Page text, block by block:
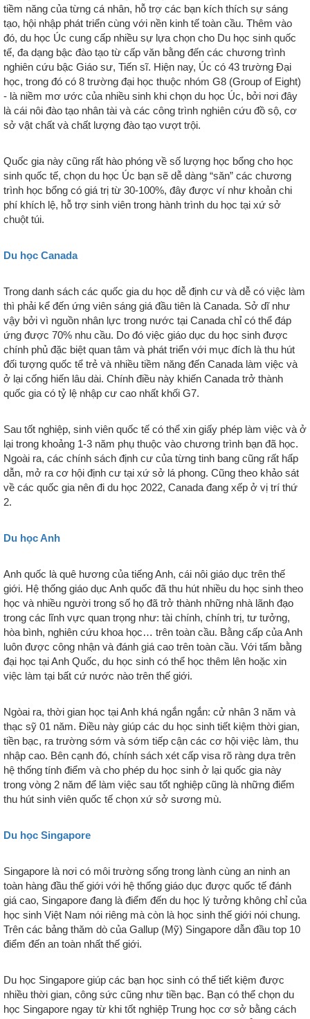
tiềm năng của từng cá nhân, hỗ trợ các bạn kích thích sự sáng
tạo, hội nhập phát triển cùng với nền kinh tế toàn cầu. Thêm vào
đó, du học Úc cung cấp nhiều sự lựa chọn cho Du học sinh quốc
tế, đa dạng bậc đào tạo từ cấp văn bằng đến các chương trình
nghiên cứu bậc Giáo sư, Tiến sĩ. Hiện nay, Úc có 43 trường Đại
học, trong đó có 8 trường đại học thuộc nhóm G8 (Group of Eight)
- là niềm mơ ước của nhiều sinh khi chọn du học Úc, bởi nơi đây
là cái nôi đào tạo nhân tài và các công trình nghiên cứu đồ sộ, cơ
sở vật chất và chất lượng đào tạo vượt trội.
Quốc gia này cũng rất hào phóng về số lượng học bổng cho học
sinh quốc tế, chọn du học Úc bạn sẽ dễ dàng “săn” các chương
trình học bổng có giá trị từ 30-100%, đây được ví như khoản chi
phí khích lệ, hỗ trợ sinh viên trong hành trình du học tại xứ sở
chuột túi.
Du học Canada
Trong danh sách các quốc gia du học dễ định cư và dễ có việc làm
thì phải kể đến ứng viên sáng giá đầu tiên là Canada. Sở dĩ như
vậy bởi vì nguồn nhân lực trong nước tại Canada chỉ có thể đáp
ứng được 70% nhu cầu. Do đó việc giáo dục du học sinh được
chính phủ đặc biệt quan tâm và phát triển với mục đích là thu hút
đối tượng quốc tể trẻ và nhiều tiềm năng đến Canada làm việc và
ở lại cống hiến lâu dài. Chính điều này khiến Canada trở thành
quốc gia có tỷ lệ nhập cư cao nhất khối G7.
Sau tốt nghiệp, sinh viên quốc tế có thể xin giấy phép làm việc và ở
lại trong khoảng 1-3 năm phụ thuộc vào chương trình bạn đã học.
Ngoài ra, các chính sách định cư của từng tinh bang cũng rất hấp
dẫn, mở ra cơ hội định cư tại xứ sở lá phong. Cũng theo khảo sát
về các quốc gia nên đi du học 2022, Canada đang xếp ở vị trí thứ
2.
Du học Anh
Anh quốc là quê hương của tiếng Anh, cái nôi giáo dục trên thế
giới. Hệ thống giáo dục Anh quốc đã thu hút nhiều du học sinh theo
học và nhiều người trong số họ đã trở thành những nhà lãnh đạo
trong các lĩnh vực quan trọng như: tài chính, chính trị, tư tưởng,
hòa bình, nghiên cứu khoa học… trên toàn cầu. Bằng cấp của Anh
luôn được công nhận và đánh giá cao trên toàn cầu. Với tấm bằng
đại học tại Anh Quốc, du học sinh có thể học thêm lên hoặc xin
việc làm tại bất cứ nước nào trên thế giới.
Ngòai ra, thời gian học tại Anh khá ngắn ngắn: cử nhân 3 năm và
thạc sỹ 01 năm. Điều này giúp các du học sinh tiết kiệm thời gian,
tiền bạc, ra trường sớm và sớm tiếp cận các cơ hội việc làm, thu
nhập cao. Bên cạnh đó, chính sách xét cấp visa rõ ràng dựa trên
hệ thống tính điểm và cho phép du học sinh ở lại quốc gia này
trong vòng 2 năm để làm việc sau tốt nghiệp cũng là những điểm
thu hút sinh viên quốc tế chọn xứ sở sương mù.
Du học Singapore
Singapore là nơi có môi trường sống trong lành cùng an ninh an
toàn hàng đầu thế giới với hệ thống giáo dục được quốc tế đánh
giá cao, Singapore đang là điểm đến du học lý tưởng không chỉ của
học sinh Việt Nam nói riêng mà còn là học sinh thế giới nói chung.
Trên các bảng thăm dò của Gallup (Mỹ) Singapore dẫn đầu top 10
điểm đến an toàn nhất thế giới.
Du học Singapore giúp các bạn học sinh có thể tiết kiệm được
nhiều thời gian, công sức cũng như tiền bạc. Bạn có thể chọn du
học Singapore ngay từ khi tốt nghiệp Trung học cơ sở bằng cách